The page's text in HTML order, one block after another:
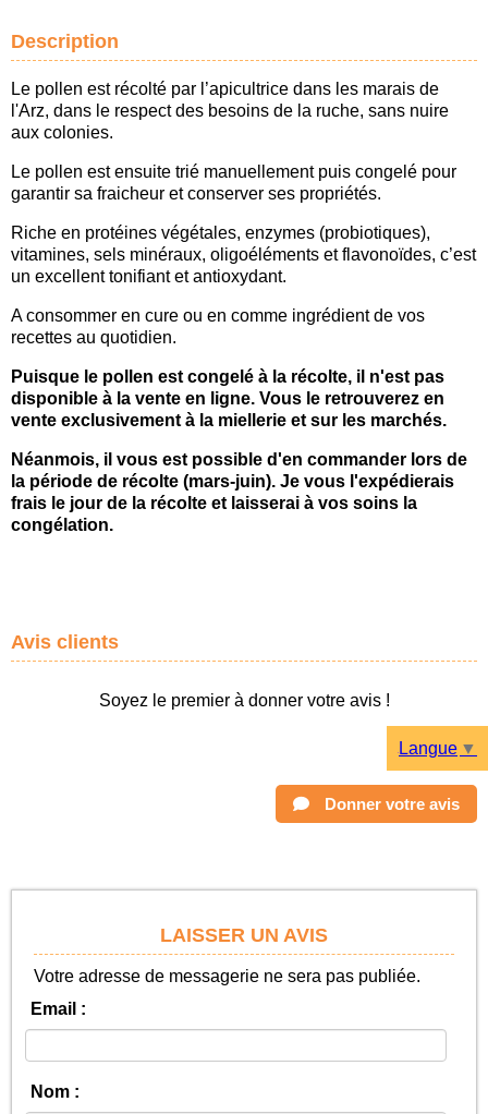
Description
Le pollen est récolté par l’apicultrice dans les marais de
l'Arz, dans le respect des besoins de la ruche, sans nuire
aux colonies.
Le pollen est ensuite trié manuellement puis congelé pour
garantir sa fraicheur et conserver ses propriétés.
Riche en protéines végétales, enzymes (probiotiques),
vitamines, sels minéraux, oligoéléments et flavonoïdes, c’est
un excellent tonifiant et antioxydant.
A consommer en cure ou en comme ingrédient de vos
recettes au quotidien.
Puisque le pollen est congelé à la récolte, il n'est pas
disponible à la vente en ligne. Vous le retrouverez en
vente exclusivement à la miellerie et sur les marchés.
Néanmois, il vous est possible d'en commander lors de
la période de récolte (mars-juin). Je vous l'expédierais
frais le jour de la récolte et laisserai à vos soins la
congélation.
Avis clients
Soyez le premier à donner votre avis !
Donner votre avis
LAISSER UN AVIS
Votre adresse de messagerie ne sera pas publiée.
Email :
Nom :
Langue ▼